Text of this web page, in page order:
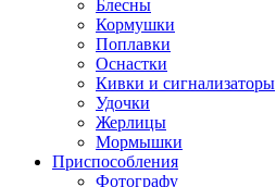
Блесны
Кормушки
Поплавки
Оснастки
Кивки и сигнализаторы
Удочки
Жерлицы
Мормышки
Приспособления
Фотографу